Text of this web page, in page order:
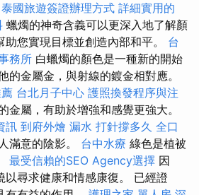
泰國旅遊簽證辦理方式 詳細實用的
蠟燭的神奇含義可以更深入地了解顏
您實現目標並創造內部和平。 台
務所 白蠟燭的顏色是一種新的開始
的金屬金，與射線的鍍金相對應。
台北月子中心 護照換發程序與注
金屬，有助於增強和感覺更強大。
訊 到府外燴 漏水 打針撐多久 全口
滿意的陰影。 台中水療 綠色是植被
最受信賴的SEO Agency選擇 因
以尋求健康和情感康復。 已經證